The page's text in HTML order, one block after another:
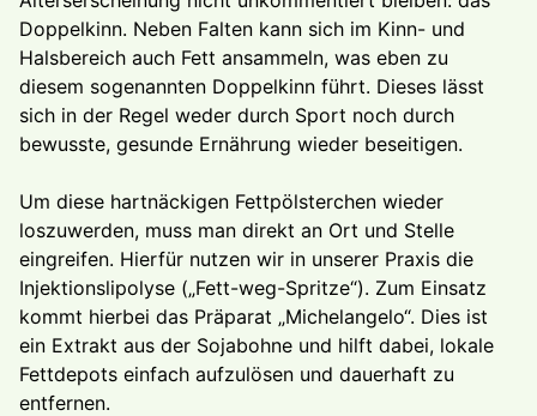
Doppelkinn. Neben Falten kann sich im Kinn- und
Halsbereich auch Fett ansammeln, was eben zu
diesem sogenannten Doppelkinn führt. Dieses lässt
sich in der Regel weder durch Sport noch durch
bewusste, gesunde Ernährung wieder beseitigen.
Um diese hartnäckigen Fettpölsterchen wieder
loszuwerden, muss man direkt an Ort und Stelle
eingreifen. Hierfür nutzen wir in unserer Praxis die
Injektionslipolyse („Fett-weg-Spritze“). Zum Einsatz
kommt hierbei das Präparat „Michelangelo“. Dies ist
ein Extrakt aus der Sojabohne und hilft dabei, lokale
Fettdepots einfach aufzulösen und dauerhaft zu
entfernen.